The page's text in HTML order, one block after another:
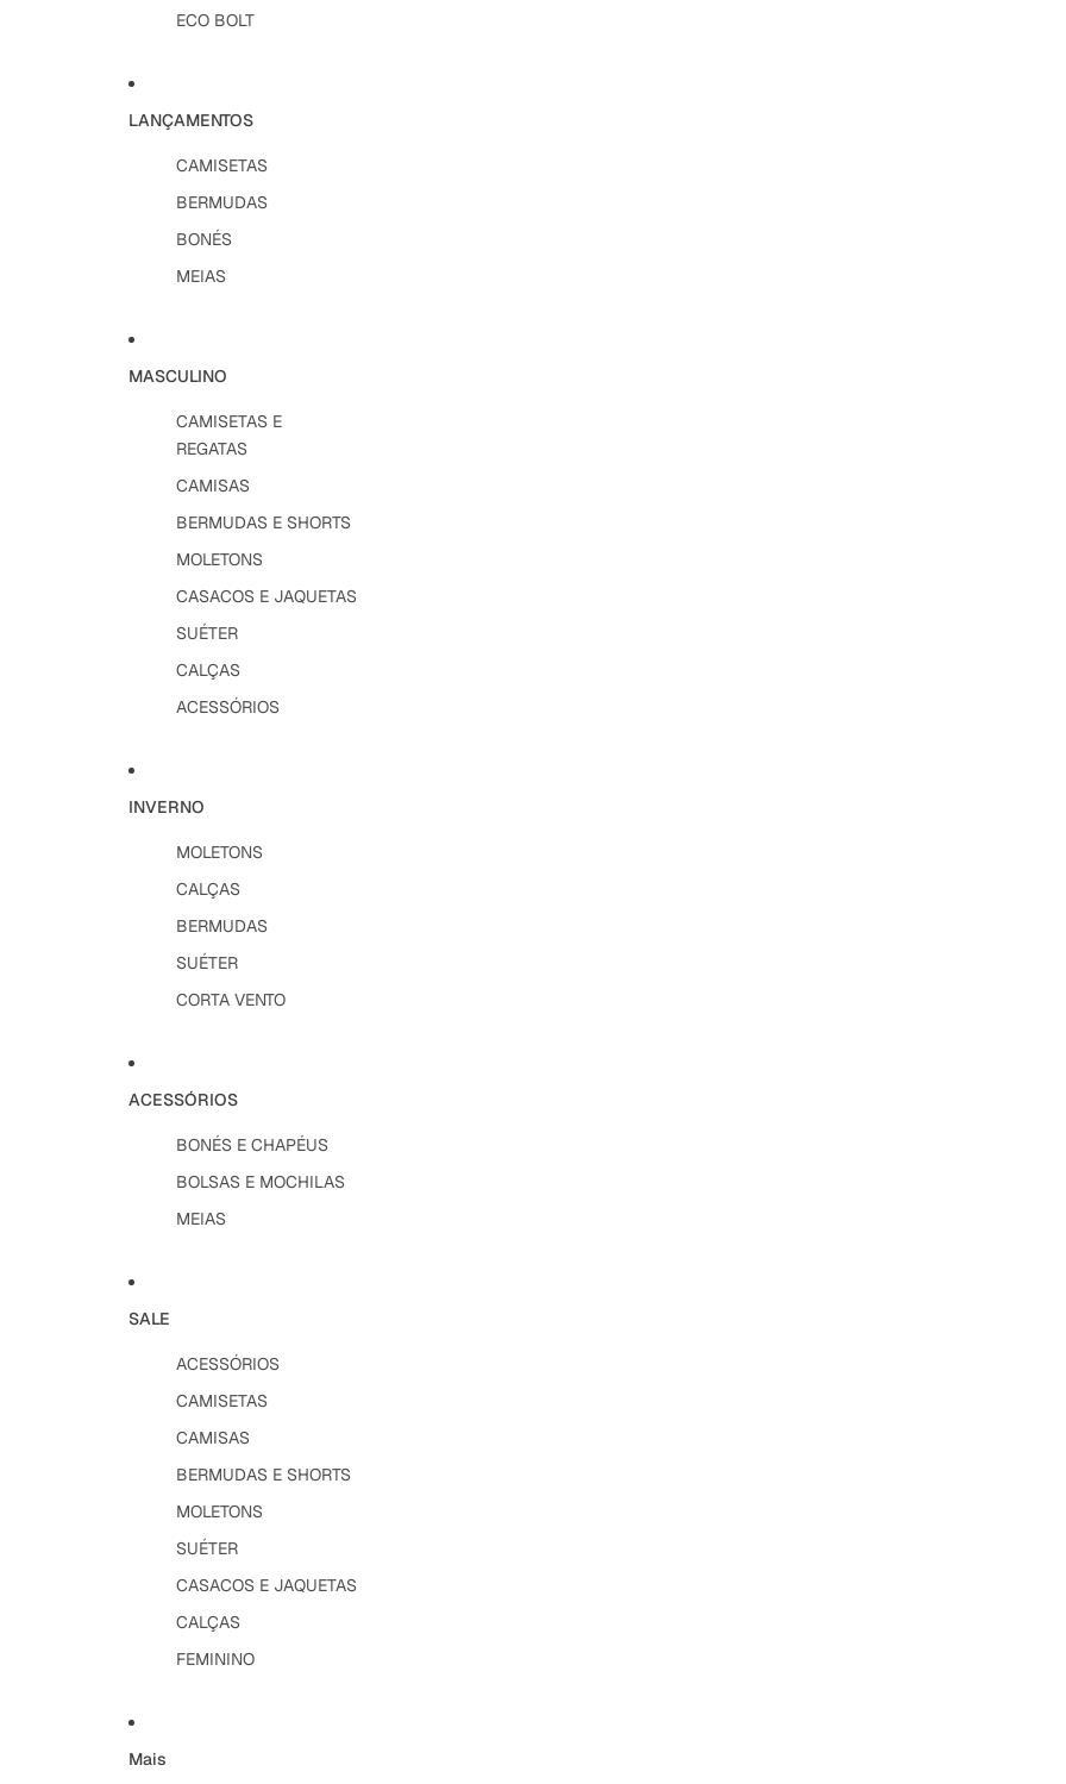
ECO BOLT
LANÇAMENTOS
CAMISETAS
BERMUDAS
BONÉS
MEIAS
MASCULINO
CAMISETAS E
REGATAS
CAMISAS
BERMUDAS E SHORTS
MOLETONS
CASACOS E JAQUETAS
SUÉTER
CALÇAS
ACESSÓRIOS
INVERNO
MOLETONS
CALÇAS
BERMUDAS
SUÉTER
CORTA VENTO
ACESSÓRIOS
BONÉS E CHAPÉUS
BOLSAS E MOCHILAS
MEIAS
SALE
ACESSÓRIOS
CAMISETAS
CAMISAS
BERMUDAS E SHORTS
MOLETONS
SUÉTER
CASACOS E JAQUETAS
CALÇAS
FEMININO
Mais